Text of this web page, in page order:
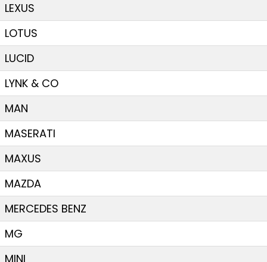
LEXUS
LOTUS
LUCID
LYNK & CO
MAN
MASERATI
MAXUS
MAZDA
MERCEDES BENZ
MG
MINI